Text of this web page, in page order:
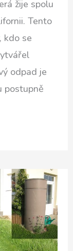
žije spolu
Tento
kdo se
odpad je
postupně